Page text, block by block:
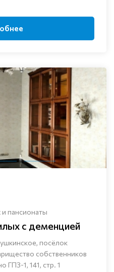
пансионаты
с деменцией
посёлок
собственников
1, 141, стр. 1